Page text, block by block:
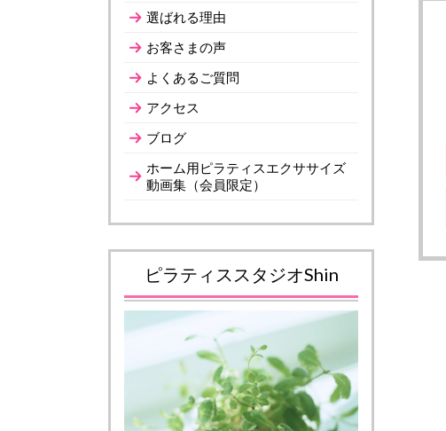
選ばれる理由
お客さまの声
よくあるご質問
アクセス
ブログ
ホーム用ピラティスエクササイズ
動画集（会員限定）
ピラティススタジオShin